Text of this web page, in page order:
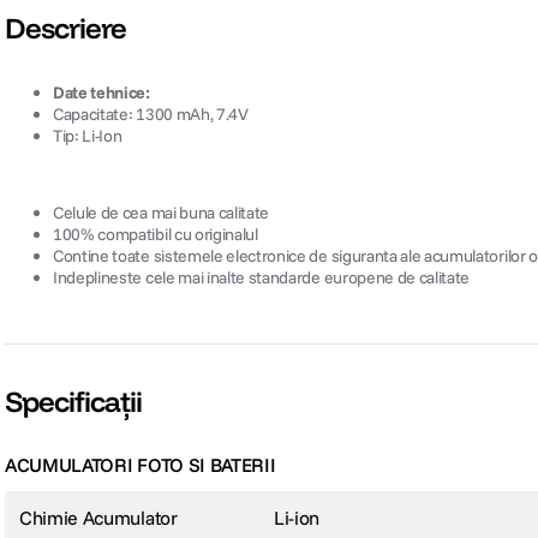
Descriere
Date tehnice:
Capacitate: 1300 mAh, 7.4V
Tip: Li-Ion
Celule de cea mai buna calitate
100% compatibil cu originalul
Contine toate sistemele electronice de siguranta ale acumulatorilor
Indeplineste cele mai inalte standarde europene de calitate
Specificații
ACUMULATORI FOTO SI BATERII
Chimie Acumulator Li-ion